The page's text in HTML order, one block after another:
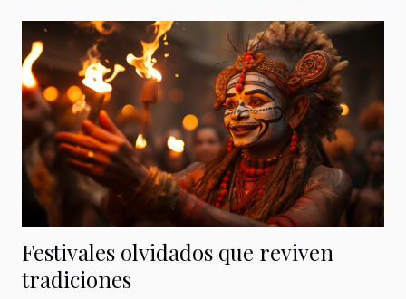
Festivales olvidados que reviven
tradiciones